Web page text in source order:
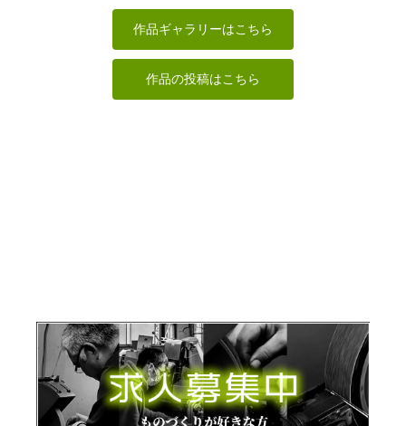
＆仁王
セミクジラ
作品ギャラリーはこちら
作品の投稿はこちら